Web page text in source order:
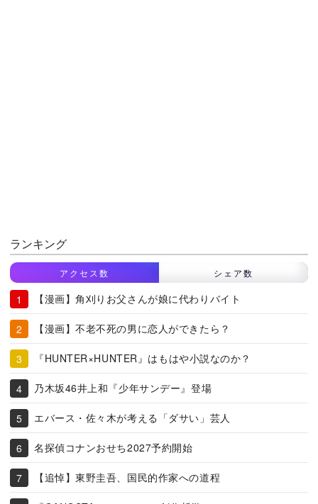
ランキング
アクセス数 シェア数
【漫画】角刈りお父さんが娘に代わりバイト
【漫画】不老不死の男に恋人ができたら？
『HUNTER×HUNTER』はもはや小説なのか？
乃木坂46井上和『少年サンデー』登場
エバース・佐々木が考える「ダサい」芸人
名探偵コナンおせち2027予約開始
【追悼】東野圭吾、国民的作家への道程